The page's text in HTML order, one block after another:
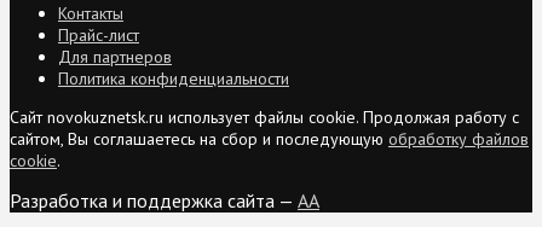
Контакты
Прайс-лист
Для партнеров
Политика конфиденциальности
Сайт novokuznetsk.ru использует файлы cookie. Продолжая работу с
сайтом, Вы соглашаетесь на сбор и последующую обработку файлов
cookie.
Разработка и поддержка сайта — AA